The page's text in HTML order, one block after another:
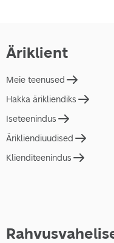
Äriklient
Meie teenused
Hakka ärikliendiks
Iseteenindus
Ärikliendiuudised
Klienditeenindus